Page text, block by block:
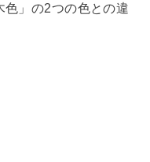
色」の2つの色との違